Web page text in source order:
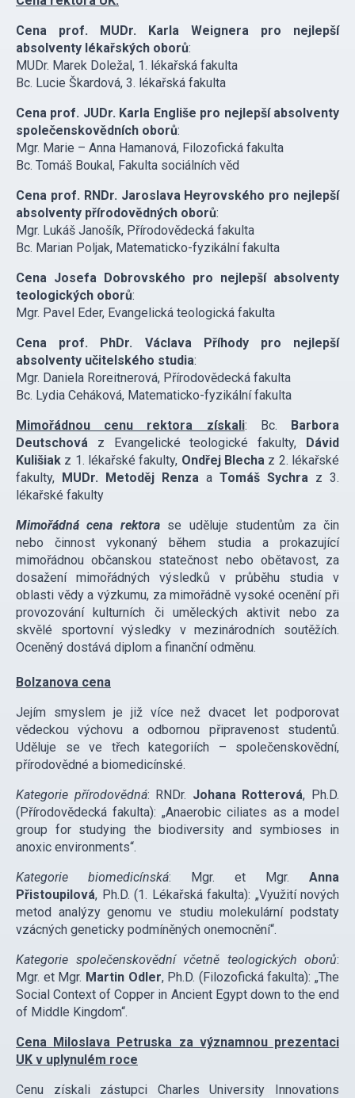
Cena prof. MUDr. Karla Weignera pro nejlepší
absolventy lékařských oborů:
MUDr. Marek Doležal, 1. lékařská fakulta
Bc. Lucie Škardová, 3. lékařská fakulta
Cena prof. JUDr. Karla Engliše pro nejlepší absolventy
společenskovědních oborů:
Mgr. Marie – Anna Hamanová, Filozofická fakulta
Bc. Tomáš Boukal, Fakulta sociálních věd
Cena prof. RNDr. Jaroslava Heyrovského pro nejlepší
absolventy přírodovědných oborů:
Mgr. Lukáš Janošík, Přírodovědecká fakulta
Bc. Marian Poljak, Matematicko-fyzikální fakulta
Cena Josefa Dobrovského pro nejlepší absolventy
teologických oborů:
Mgr. Pavel Eder, Evangelická teologická fakulta
Cena prof. PhDr. Václava Příhody pro nejlepší
absolventy učitelského studia:
Mgr. Daniela Roreitnerová, Přírodovědecká fakulta
Bc. Lydia Ceháková, Matematicko-fyzikální fakulta
Mimořádnou cenu rektora získali: Bc. Barbora
Deutschová z Evangelické teologické fakulty, Dávid
Kulišiak z 1. lékařské fakulty, Ondřej Blecha z 2. lékařské
fakulty, MUDr. Metoděj Renza a Tomáš Sychra z 3.
lékařské fakulty
Mimořádná cena rektorase uděluje studentům za čin
nebo činnost vykonaný během studia a prokazující
mimořádnou občanskou statečnost nebo obětavost, za
dosažení mimořádných výsledků v průběhu studia v
oblasti vědy a výzkumu, za mimořádně vysoké ocenění při
provozování kulturních či uměleckých aktivit nebo za
skvělé sportovní výsledky v mezinárodních soutěžích.
Oceněný dostává diplom a finanční odměnu.
Bolzanova cena
Jejím smyslem je již více než dvacet let podporovat
vědeckou výchovu a odbornou připravenost studentů.
Uděluje se ve třech kategoriích – společenskovědní,
přírodovědné a biomedicínské.
Kategorie přírodovědná: RNDr. Johana Rotterová, Ph.D.
(Přírodovědecká fakulta): „Anaerobic ciliates as a model
group for studying the biodiversity and symbioses in
anoxic environments“.
Kategorie biomedicínská: Mgr. et Mgr. Anna
Přistoupilová, Ph.D. (1. Lékařská fakulta): „Využití nových
metod analýzy genomu ve studiu molekulární podstaty
vzácných geneticky podmíněných onemocnění“.
Kategorie společenskovědní včetně teologických oborů:
Mgr. et Mgr. Martin Odler, Ph.D. (Filozofická fakulta): „The
Social Context of Copper in Ancient Egypt down to the end
of Middle Kingdom“.
Cena Miloslava Petruska za významnou prezentaci
UK v uplynulém roce
Cenu získali zástupci Charles University Innovations